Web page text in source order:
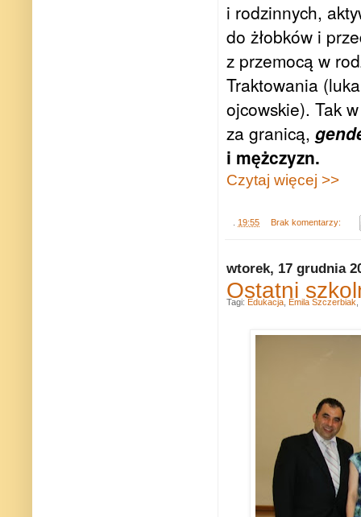
i rodzinnych,
do żłobków i
z przemocą w
Traktowania
ojcowskie). Tak
za granicą,
i mężczyzn.
Czytaj więcej >>
19:55 Brak komentarzy:
wtorek, 17 grudnia
Ostatni
Tagi: Edukacja Emila Szczerbiak